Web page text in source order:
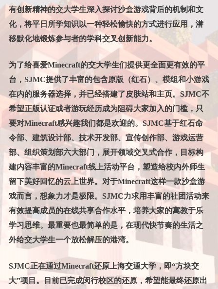
有创新精神的交大学生深入探讨沙盒游戏背后的机制和文
化，将平日所学知识以一种轻松愉快的方式进行应用，潜
移默化地锻炼参与者的学科交叉创新能力。
为了给喜爱Minecraft的交大学生们提供更全面更有效的平
台，SJMC提供了丰富的包含原版（红石）、模组和小游戏
在内的服务器选择，并已经搭建了皮肤站和主页。SJMC不
希望正版认证或者游玩经历成为阻碍大家加入的门槛，只
要对Minecraft感兴趣我们都是欢迎的。SJMC基于红石命
令部、建筑设计部、技术开发部、宣传创作部、游戏运营
部、组织策划部六大部门，展开领域交叉式合作，目标构
建内容丰富的Minecraft线上活动平台，塑造给校内外师生
留下美好回忆的云上世界。对于Minecraft这样一款沙盒游
戏而言，想象力才是极限。SJMC力求用丰富的社团活动来
有效提高成员的在线共享合作水平，培养大家的寓教于乐
学习思维。最重要也最简单的是，在现代快节奏的生活之
外给交大学生一个放松解压的港湾。
SJMC正在通过Minecraft还原上海交通大学，即“方块交
大”项目。目前已完成闵行校区的还原，希望能最终还原出